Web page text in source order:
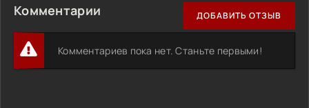
Комментарии ДОБАВИТЬ ОТЗЫВ
Комментариев пока нет. Станьте первыми!